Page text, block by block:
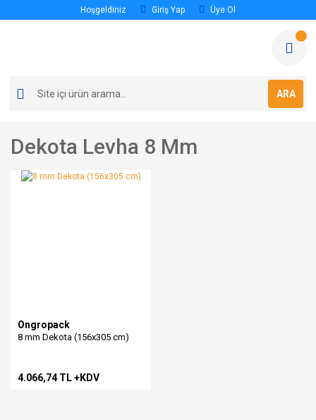
Hoşgeldiniz Giriş Yap Üye Ol
ARA
Dekota Levha 8 Mm
Ongropack
8 mm Dekota (156x305 cm)
4.066,74 TL +KDV